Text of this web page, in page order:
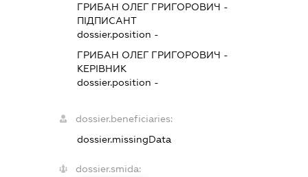
ГРИБАН ОЛЕГ ГРИГОРОВИЧ -
ПІДПИСАНТ
dossier.position -
ГРИБАН ОЛЕГ ГРИГОРОВИЧ -
КЕРІВНИК
dossier.position -
dossier.beneficiaries:
dossier.missingData
dossier.smida: